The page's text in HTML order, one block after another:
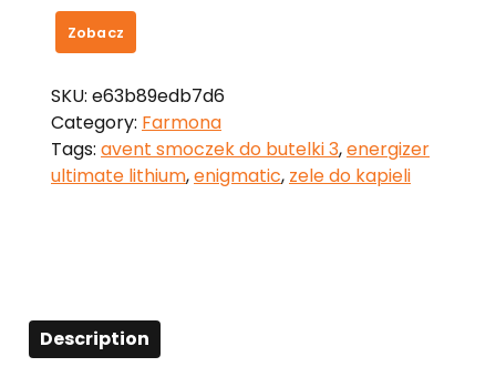
Zobacz
SKU: e63b89edb7d6
Category: Farmona
Tags: avent smoczek do butelki 3,energizer
ultimate lithium,enigmatic, zele do kapieli
Description